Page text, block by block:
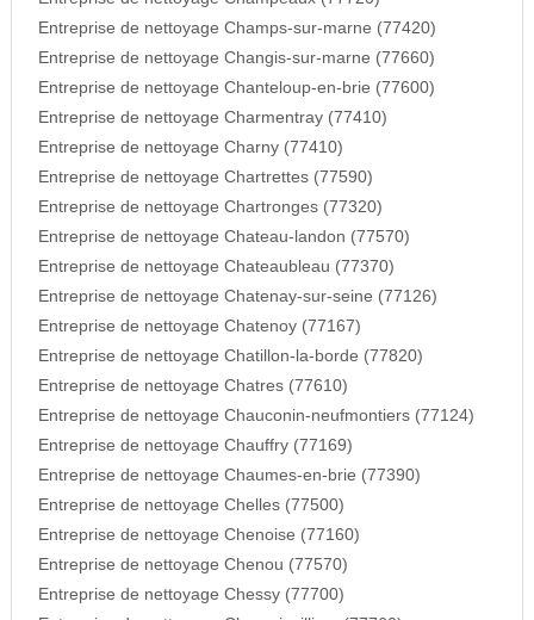
Entreprise de nettoyage Champs-sur-marne (77420)
Entreprise de nettoyage Changis-sur-marne (77660)
Entreprise de nettoyage Chanteloup-en-brie (77600)
Entreprise de nettoyage Charmentray (77410)
Entreprise de nettoyage Charny (77410)
Entreprise de nettoyage Chartrettes (77590)
Entreprise de nettoyage Chartronges (77320)
Entreprise de nettoyage Chateau-landon (77570)
Entreprise de nettoyage Chateaubleau (77370)
Entreprise de nettoyage Chatenay-sur-seine (77126)
Entreprise de nettoyage Chatenoy (77167)
Entreprise de nettoyage Chatillon-la-borde (77820)
Entreprise de nettoyage Chatres (77610)
Entreprise de nettoyage Chauconin-neufmontiers (77124)
Entreprise de nettoyage Chauffry (77169)
Entreprise de nettoyage Chaumes-en-brie (77390)
Entreprise de nettoyage Chelles (77500)
Entreprise de nettoyage Chenoise (77160)
Entreprise de nettoyage Chenou (77570)
Entreprise de nettoyage Chessy (77700)